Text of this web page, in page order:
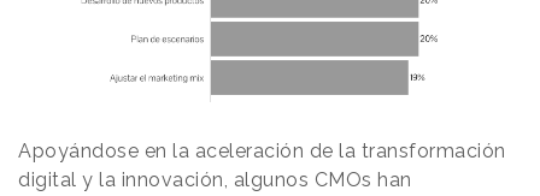
Apoyándose en la aceleración de la transformación
digital y la innovación, algunos CMOs han